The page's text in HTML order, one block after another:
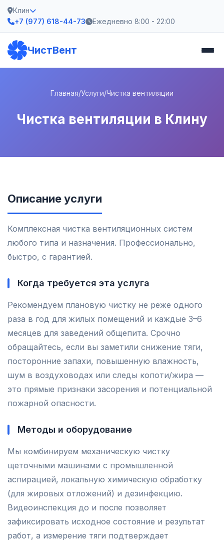
Клин
+7 (977) 618-44-73
Ежедневно 8:00 - 22:00
ЧистВент
Главная/Услуги/Чистка вентиляции
Чистка вентиляции в Клину
Описание услуги
Комплексная чистка вентиляционных систем
любого типа и назначения. Профессионально,
быстро, с гарантией.
Когда требуется эта услуга
Рекомендуем плановую чистку не реже одного
раза в год для жилых помещений и каждые 3–6
месяцев для заведений общепита. Срочно
обращайтесь, если вы заметили снижение тяги,
посторонние запахи, повышенную влажность,
шум в воздуховодах или следы копоти/жира —
это прямые признаки засорения и потенциальной
пожарной опасности.
Методы и оборудование
Мы комбинируем механическую чистку
щеточными машинами с промышленной
аспирацией, локальную химическую обработку
(для жировых отложений) и дезинфекцию.
Видеоинспекция до и после позволяет
зафиксировать исходное состояние и результат
работ, а измерение тяги подтверждает